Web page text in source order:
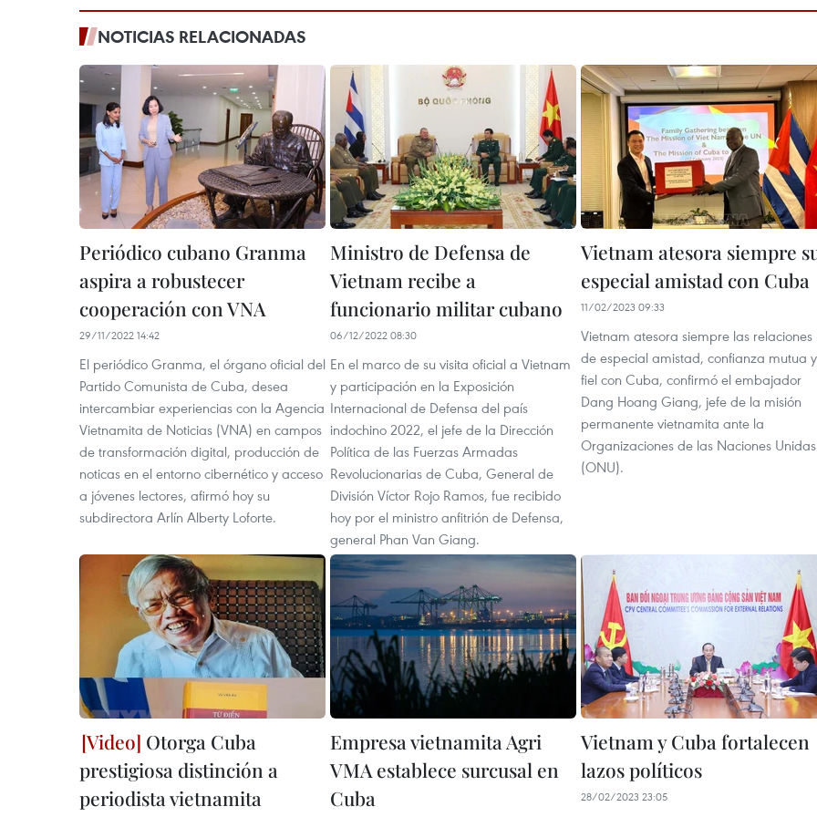
NOTICIAS RELACIONADAS
Periódico cubano Granma
aspira a robustecer
cooperación con VNA
29/11/2022 14:42
El periódico Granma, el órgano oficial del
Partido Comunista de Cuba, desea
intercambiar experiencias con la Agencia
Vietnamita de Noticias (VNA) en campos
de transformación digital, producción de
noticas en el entorno cibernético y acceso
a jóvenes lectores, afirmó hoy su
subdirectora Arlín Alberty Loforte.
Ministro de Defensa de
Vietnam recibe a
funcionario militar cubano
06/12/2022 08:30
En el marco de su visita oficial a Vietnam
y participación en la Exposición
Internacional de Defensa del país
indochino 2022, el jefe de la Dirección
Política de las Fuerzas Armadas
Revolucionarias de Cuba, General de
División Víctor Rojo Ramos, fue recibido
hoy por el ministro anfitrión de Defensa,
general Phan Van Giang.
Vietnam atesora siempre
especial amistad con Cuba
11/02/2023 09:33
Vietnam atesora siempre las relaciones
de especial amistad, confianza mutua y
fiel con Cuba, confirmó el embajador
Dang Hoang Giang, jefe de la misión
permanente vietnamita ante la
Organizaciones de las Naciones Unidas
(ONU).
Otorga Cuba
prestigiosa distinción a
periodista vietnamita
Empresa vietnamita Agri
VMA establece surcusal en
Cuba
Vietnam y Cuba fortalecen
lazos políticos
28/02/2023 23:05